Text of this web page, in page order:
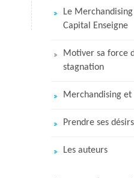
Le
Capital Enseigne
Motiver sa force
stagnation
Merchandising et
Prendre ses
Les auteurs